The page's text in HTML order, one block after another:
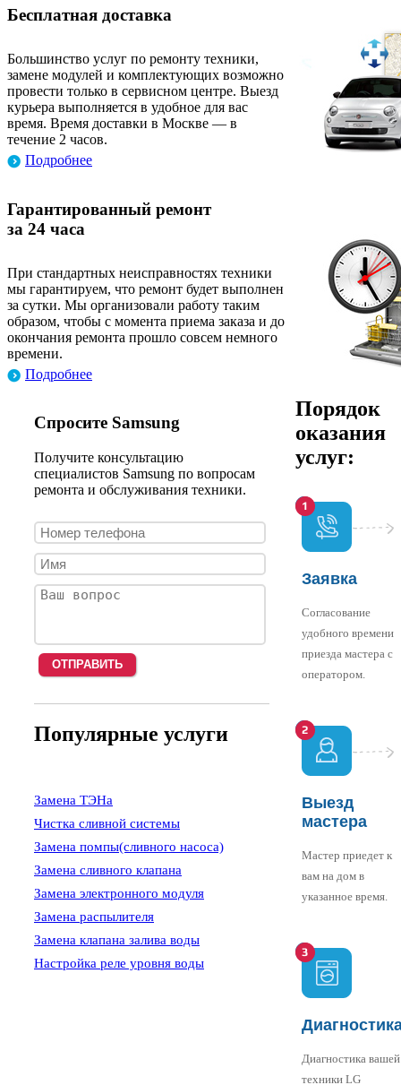
Бесплатная доставка
Большинство услуг по ремонту техники,
замене модулей и комплектующих возможно
провести только в сервисном центре. Выезд
курьера выполняется в удобное для вас
время. Время доставки в Москве — в
течение 2 часов.
Подробнее
Гарантированный ремонт
за 24 часа
При стандартных неисправностях техники
мы гарантируем, что ремонт будет выполнен
за сутки. Мы организовали работу таким
образом, чтобы с момента приема заказа и до
окончания ремонта прошло совсем немного
времени.
Подробнее
Спросите Samsung
Получите консультацию
специалистов Samsung по вопросам
ремонта и обслуживания техники.
Популярные услуги
Замена ТЭНа
Чистка сливной системы
Замена помпы(сливного насоса)
Замена сливного клапана
Замена электронного модуля
Замена распылителя
Замена клапана залива воды
Настройка реле уровня воды
Порядок
оказания
услуг:
Заявка
Согласование
удобного времени
приезда мастера с
оператором.
Выезд
мастера
Мастер приедет к
вам на дом в
указанное время.
Диагностика вашей
техники LG